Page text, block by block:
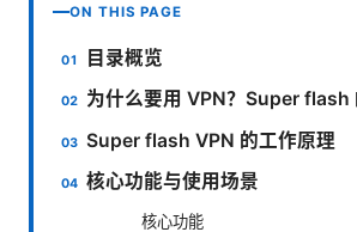
ON THIS PAGE
目录概览
为什么要用 VPN？Super flash
Super flash VPN 的工作原理
核心功能与使用场景
核心功能